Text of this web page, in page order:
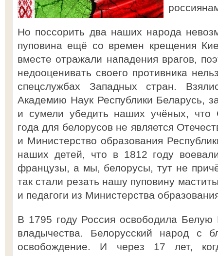
Но поссорить два наших народа
пуповина ещё со времен крещения
вместе отражали нападения врагов,
недооценивать своего противника
спецслужбах Западных стран.
Академию Наук Республики Беларусь,
и сумели убедить наших учёных, что
года для белорусов не является
и Министерство образования
наших детей, что в 1812 году
французы, а мы, белорусы, тут не
так стали резать нашу пуповину
и педагоги из Министерства
В 1795 году Россия освободила Белую
владычества. Белорусский народ с
освобождение. И через 17 лет,